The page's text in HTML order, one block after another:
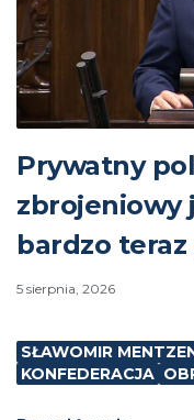
Prywatny
zbrojeniowy
bardzo
5 sierpnia, 2026
SŁAWOMIR
KONFEDERACJA